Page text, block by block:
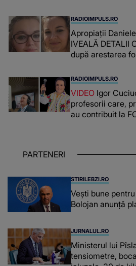
RADIOIMPULS.RO
Apropiații
IVEALĂ DETALII
după arestarea
românca ucisă în
lada unui pat: "
reușit să fac mai
RADIOIMPULS.RO
VIDEO Igor
profesorii care,
au contribuit la
chiar și după
PARTENERI
STIRILEBZI.RO
Vești bune
Bolojan anunță
JURNALUL.RO
Ministerul lui
tensiometre,